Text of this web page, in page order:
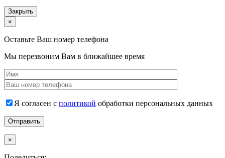
Закрыть
×
Оставьте Ваш номер телефона
Мы перезвоним Вам в ближайшее время
Я согласен с политикой обработки персональных данных
×